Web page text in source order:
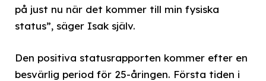
på just nu när det kommer till min fysiska
status”, säger Isak själv.
Den positiva statusrapporten kommer efter en
besvärlig period för 25-åringen. Första tiden i